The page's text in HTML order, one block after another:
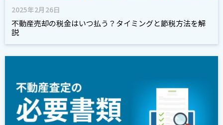
2025年2月26日
不動産売却の税金はいつ払う？タイミングと節税方法を解
説